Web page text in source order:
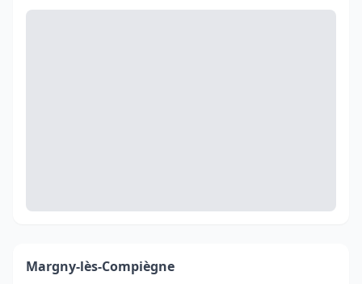
Margny-lès-Compiègne